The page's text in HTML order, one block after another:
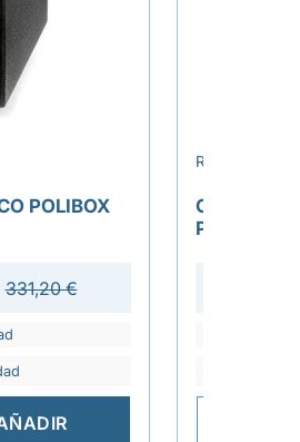
POLIBOX
331,20 €
REF.
PORTER